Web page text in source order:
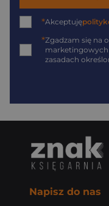
*Akceptuję
*Zgadzam się na
zasadach
Napisz do nas